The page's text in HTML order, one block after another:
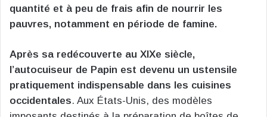
quantité et à peu de frais afin de nourrir les
pauvres, notamment en période de famine.
Après sa redécouverte au XIXe siècle,
l’autocuiseur de Papin est devenu un ustensile
pratiquement indispensable dans les cuisines
occidentales. Aux États-Unis, des modèles